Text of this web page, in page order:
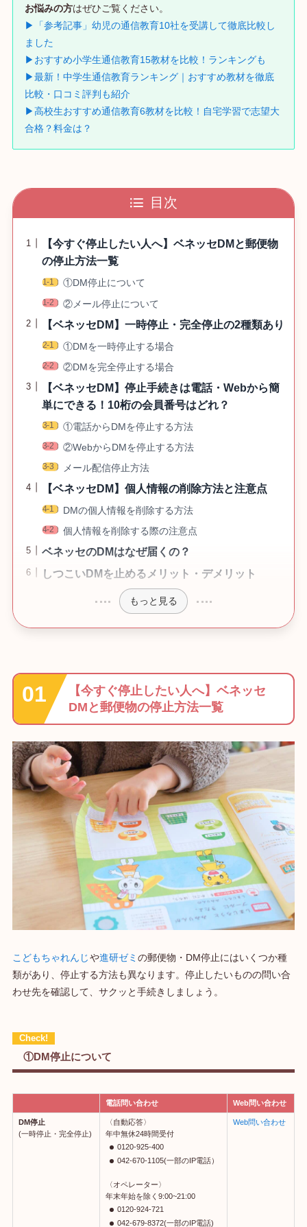
お悩みの方はぜひご覧ください。
▶「参考記事」幼児の通信教育10社を受講して徹底比較し
ました
▶おすすめ小学生通信教育15教材を比較！ランキングも
▶最新！中学生通信教育ランキング｜おすすめ教材を徹底
比較・口コミ評判も紹介
▶高校生おすすめ通信教育6教材を比較！自宅学習で志望大
合格？料金は？
目次
【今すぐ停止したい人へ】ベネッセDMと郵便物
の停止方法一覧
①DM停止について
②メール停止について
【ベネッセDM】一時停止・完全停止の2種類あり
①DMを一時停止する場合
②DMを完全停止する場合
【ベネッセDM】停止手続きは電話・Webから簡
単にできる！10桁の会員番号はどれ？
①電話からDMを停止する方法
②WebからDMを停止する方法
メール配信停止方法
【ベネッセDM】個人情報の削除方法と注意点
DMの個人情報を削除する方法
個人情報を削除する際の注意点
ベネッセのDMはなぜ届くの？
しつこいDMを止めるメリット・デメリット
もっと見る
【今すぐ停止したい人へ】ベネッセ
DMと郵便物の停止方法一覧
こどもちゃれんじや進研ゼミ の郵便物・DM停止にはいくつか種
類があり、停止する方法も異なります。停止したいものの問い合
わせ先を確認して、サクッと手続きしましょう。
①DM停止について
電話問い合わせ Web問い合わせ
DM停止
(一時停止・完全停止)
〈自動応答〉
年中無休24時間受付
0120-925-400
042-670-1105(一部のIP電話）
〈オペレーター〉
年末年始を除く9:00~21:00
0120-924-721
042-679-8372(一部のIP電話)
Web問い合わせ